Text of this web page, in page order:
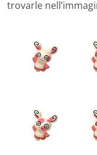
trovarle